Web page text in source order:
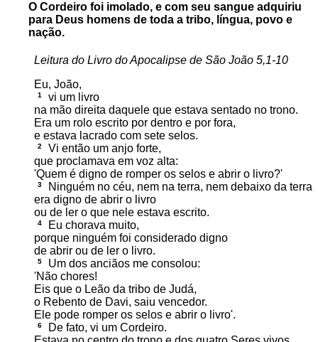
O Cordeiro foi imolado, e com seu sangue adquiriu
para Deus homens de toda a tribo, língua, povo e
nação.
Leitura do Livro do Apocalipse de São João 5,1-10
Eu, João,
1
vi um livro
na mão direita daquele que estava sentado no trono.
Era um rolo escrito por dentro e por fora,
e estava lacrado com sete selos.
2
Vi então um anjo forte,
que proclamava em voz alta:
'Quem é digno de romper os selos e abrir o livro?'
3
Ninguém no céu, nem na terra, nem debaixo da terra
era digno de abrir o livro
ou de ler o que nele estava escrito.
4
Eu chorava muito,
porque ninguém foi considerado digno
de abrir ou de ler o livro.
5
Um dos anciãos me consolou:
'Não chores!
Eis que o Leão da tribo de Judá,
o Rebento de Davi, saiu vencedor.
Ele pode romper os selos e abrir o livro'.
6
De fato, vi um Cordeiro.